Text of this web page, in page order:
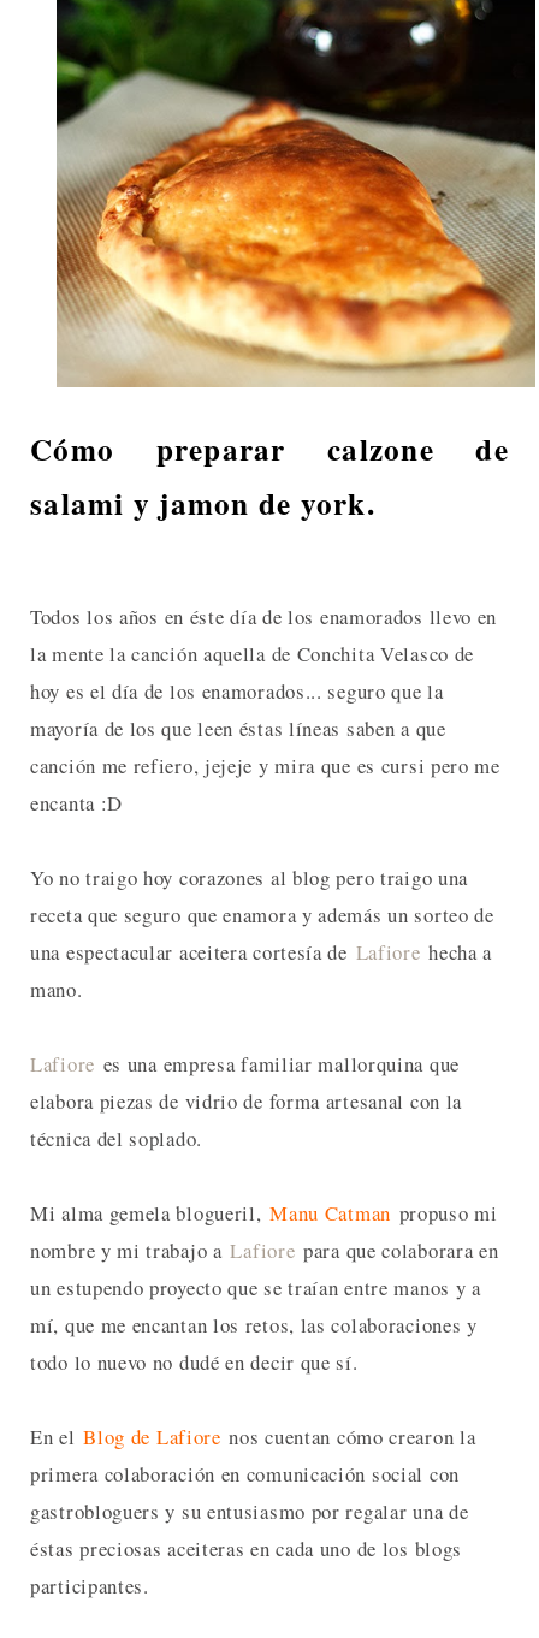
Cómo preparar calzone de
salami y jamon de york.
Todos los años en éste día de los enamorados llevo en
la mente la canción aquella de Conchita Velasco de
hoy es el día de los enamorados... seguro que la
mayoría de los que leen éstas líneas saben a que
canción me refiero, jejeje y mira que es cursi pero me
encanta :D
Yo no traigo hoy corazones al blog pero traigo una
receta que seguro que enamora y además un sorteo de
una espectacular aceitera cortesía de Lafiore hecha a
mano.
Lafiore es una empresa familiar mallorquina que
elabora piezas de vidrio de forma artesanal con la
técnica del soplado.
Mi alma gemela blogueril,Manu Catman propuso mi
nombre y mi trabajo aLafiore para que colaborara en
un estupendo proyecto que se traían entre manos y a
mí, que me encantan los retos, las colaboraciones y
todo lo nuevo no dudé en decir que sí.
En elBlog de Lafiore nos cuentan cómo crearon la
primera colaboración en comunicación social con
gastrobloguers y su entusiasmo por regalar una de
éstas preciosas aceiteras en cada uno de los blogs
participantes.